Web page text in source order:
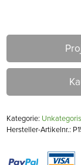
Kategorie:
Hersteller-Artikelnr.: